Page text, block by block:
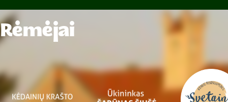
Rėmėjai